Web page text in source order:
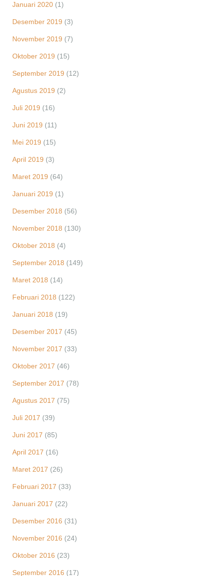
Januari 2020 (1)
Desember 2019 (3)
November 2019 (7)
Oktober 2019 (15)
September 2019 (12)
Agustus 2019 (2)
Juli 2019 (16)
Juni 2019 (11)
Mei 2019 (15)
April 2019 (3)
Maret 2019 (64)
Januari 2019 (1)
Desember 2018 (56)
November 2018 (130)
Oktober 2018 (4)
September 2018 (149)
Maret 2018 (14)
Februari 2018 (122)
Januari 2018 (19)
Desember 2017 (45)
November 2017 (33)
Oktober 2017 (46)
September 2017 (78)
Agustus 2017 (75)
Juli 2017 (39)
Juni 2017 (85)
April 2017 (16)
Maret 2017 (26)
Februari 2017 (33)
Januari 2017 (22)
Desember 2016 (31)
November 2016 (24)
Oktober 2016 (23)
September 2016 (17)